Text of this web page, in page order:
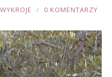
WYKROJE 0 KOMENTARZY